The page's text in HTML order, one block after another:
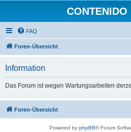
FAQ
Foren-Übersicht
Information
Das Forum ist wegen Wartungsarbeiten
Foren-Übersicht
Powered by phpBB® Forum